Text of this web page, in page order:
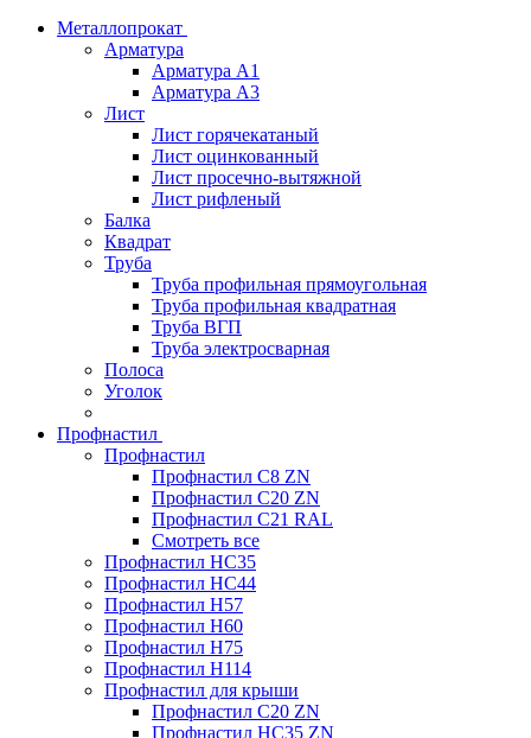
Металлопрокат
Арматура
Арматура А1
Арматура А3
Лист
Лист горячекатаный
Лист оцинкованный
Лист просечно-вытяжной
Лист рифленый
Балка
Квадрат
Труба
Труба профильная прямоугольная
Труба профильная квадратная
Труба ВГП
Труба электросварная
Полоса
Уголок
Профнастил
Профнастил
Профнастил С8 ZN
Профнастил С20 ZN
Профнастил С21 RAL
Смотреть все
Профнастил HC35
Профнастил HC44
Профнастил H57
Профнастил H60
Профнастил H75
Профнастил H114
Профнастил для крыши
Профнастил С20 ZN
Профнастил НС35 ZN